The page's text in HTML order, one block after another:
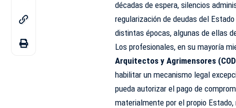
décadas de espera, silencios
regularización de deudas del
distintas épocas, algunas de ellas
Los profesionales, en su mayoría
Arquitectos y Agrimensores (
habilitar un mecanismo legal
pueda autorizar el pago de
materialmente por el propio